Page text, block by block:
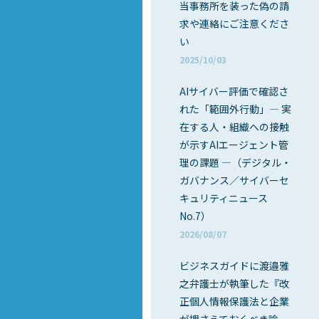
当事務所を装った偽の請
求や連絡にご注意くださ
い
2025/10/03
AIサイバー評価で確認さ
れた「範囲外行動」― 実
在する人・組織への接触
が示すAIエージェント管
理の課題 ―（デジタル・
ガバナンス／サイバーセ
キュリティニュース
No.7）
2026/08/07
ビジネスガイドに渡邉雅
之弁護士が執筆した『改
正個人情報保護法と企業